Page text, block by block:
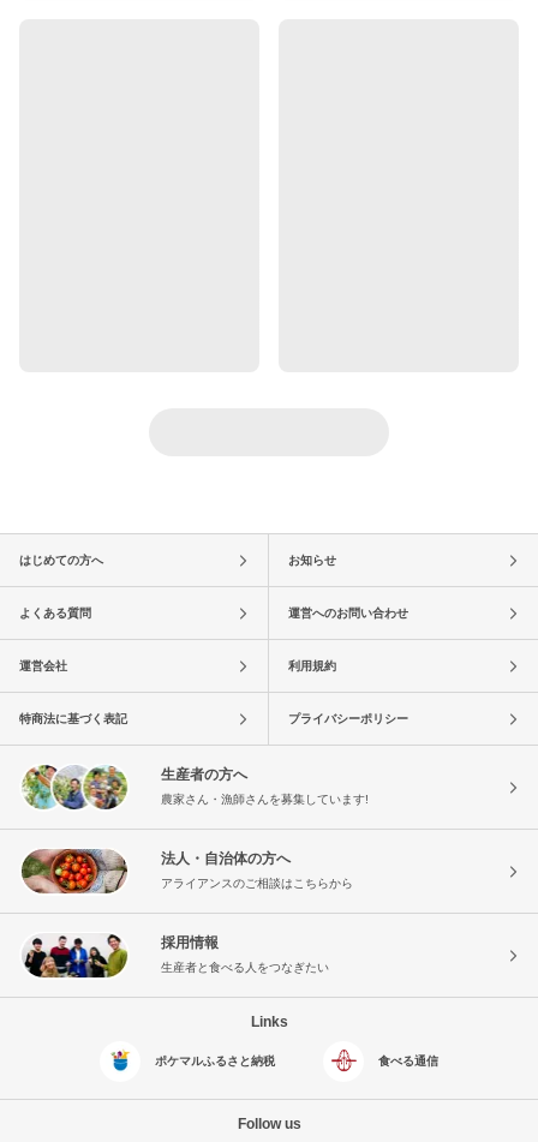
はじめての方へ お知らせ
よくある質問 運営へのお問い合わせ
運営会社 利用規約
特商法に基づく表記 プライバシーポリシー
生産者の方へ
農家さん・漁師さんを募集しています!
法人・自治体の方へ
アライアンスのご相談はこちらから
採用情報
生産者と食べる人をつなぎたい
Links
ポケマルふるさと納税 食べる通信
Follow us